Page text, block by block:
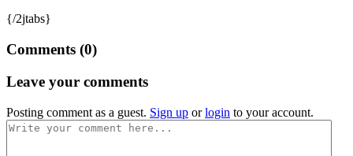
{/2jtabs}
Comments (0)
Leave your comments
Posting comment as a guest. Sign up orlogin to your account.